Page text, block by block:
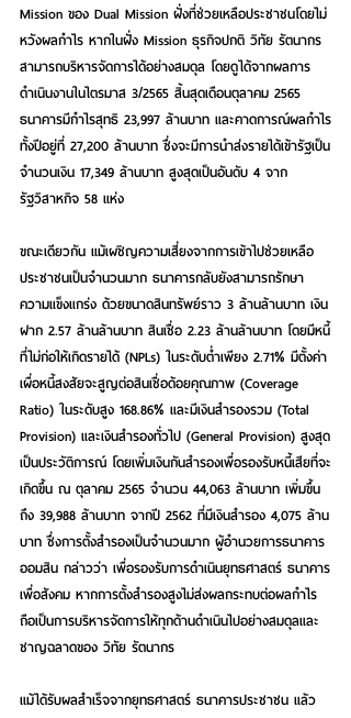
Mission ของ Dual Mission ฝั่งที่ช่วยเหลือประชาชนโดยไม่
หวังผลกำไร หากในฝั่ง Mission ธุรกิจปกติ วิทัย รัตนากร
สามารถบริหารจัดการได้อย่างสมดุล โดยดูได้จากผลการ
ดำเนินงานในไตรมาส 3/2565 สิ้นสุดเดือนตุลาคม 2565
ธนาคารมีกำไรสุทธิ 23,997 ล้านบาท และคาดการณ์ผลกำไร
ทั้งปีอยู่ที่ 27,200 ล้านบาท ซึ่งจะมีการนำส่งรายได้เข้ารัฐเป็น
จำนวนเงิน 17,349 ล้านบาท สูงสุดเป็นอันดับ 4 จาก
รัฐวิสาหกิจ 58 แห่ง
ขณะเดียวกัน แม้เผชิญความเสี่ยงจากการเข้าไปช่วยเหลือ
ประชาชนเป็นจำนวนมาก ธนาคารกลับยังสามารถรักษา
ความแข็งแกร่ง ด้วยขนาดสินทรัพย์ราว 3 ล้านล้านบาท เงิน
ฝาก 2.57 ล้านล้านบาท สินเชื่อ 2.23 ล้านล้านบาท โดยมีหนี้
ที่ไม่ก่อให้เกิดรายได้ (NPLs) ในระดับต่ำเพียง 2.71% มีตั้งค่า
เผื่อหนี้สงสัยจะสูญต่อสินเชื่อด้อยคุณภาพ (Coverage
Ratio) ในระดับสูง 168.86% และมีเงินสำรองรวม (Total
Provision) และเงินสำรองทั่วไป (General Provision) สูงสุด
เป็นประวัติการณ์ โดยเพิ่มเงินกันสำรองเพื่อรองรับหนี้เสียที่จะ
เกิดขึ้น ณ ตุลาคม 2565 จำนวน 44,063 ล้านบาท เพิ่มขึ้น
ถึง 39,988 ล้านบาท จากปี 2562 ที่มีเงินสำรอง 4,075 ล้าน
บาท ซึ่งการตั้งสำรองเป็นจำนวนมาก ผู้อำนวยการธนาคาร
ออมสิน กล่าวว่า เพื่อรองรับการดำเนินยุทธศาสตร์ ธนาคาร
เพื่อสังคม หากการตั้งสำรองสูงไม่ส่งผลกระทบต่อผลกำไร
ถือเป็นการบริหารจัดการให้ทุกด้านดำเนินไปอย่างสมดุลและ
ชาญฉลาดของ วิทัย รัตนากร
แม้ได้รับผลสำเร็จจากยุทธศาสตร์ ธนาคารประชาชน แล้ว